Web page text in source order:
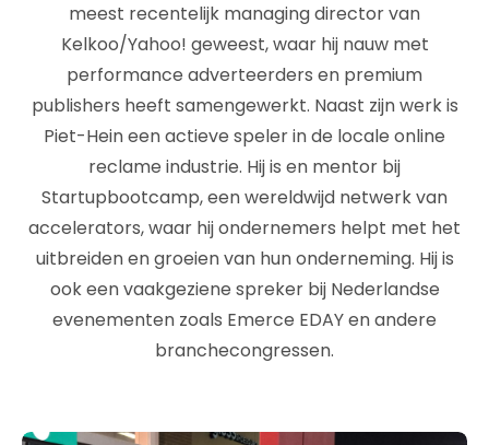
meest recentelijk managing director van
Kelkoo/Yahoo! geweest, waar hij nauw met
performance adverteerders en premium
publishers heeft samengewerkt. Naast zijn werk is
Piet-Hein een actieve speler in de locale online
reclame industrie. Hij is en mentor bij
Startupbootcamp, een wereldwijd netwerk van
accelerators, waar hij ondernemers helpt met het
uitbreiden en groeien van hun onderneming. Hij is
ook een vaakgeziene spreker bij Nederlandse
evenementen zoals Emerce EDAY en andere
branchecongressen.